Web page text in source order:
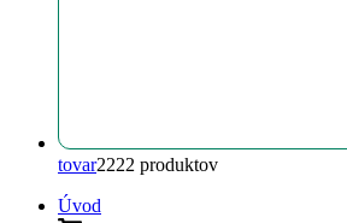
tovar2222 produktov
Úvod